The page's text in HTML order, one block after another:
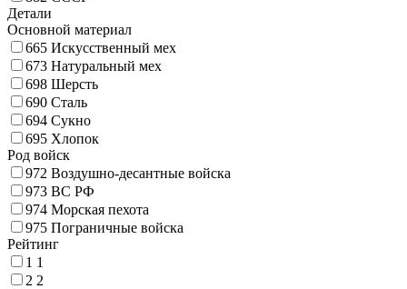
Детали
Основной материал
665 Искусственный мех
673 Натуральный мех
698 Шерсть
690 Сталь
694 Сукно
695 Хлопок
Род войск
972 Воздушно-десантные войска
973 ВС РФ
974 Морская пехота
975 Пограничные войска
Рейтинг
1 1
2 2